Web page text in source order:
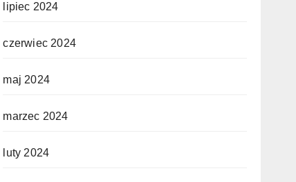
lipiec 2024
czerwiec 2024
maj 2024
marzec 2024
luty 2024